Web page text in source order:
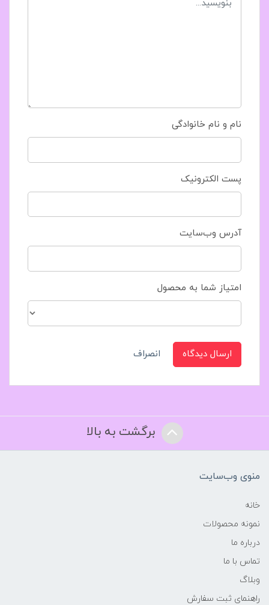
نام و نام خانوادگی
پست الکترونیک
آدرس وب‌سایت
امتیاز شما به محصول
ارسال دیدگاه انصراف
برگشت به بالا
منوی وب‌سایت
خانه
نمونه محصولات
درباره ما
تماس با ما
وبلاگ
راهنمای ثبت سفارش